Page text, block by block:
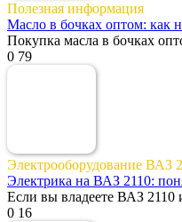
Полезная информация
Масло в бочках оптом: как
Покупка масла в бочках
0 79
Электрооборудование ВАЗ
Электрика на ВАЗ 2110:
Если вы владеете ВАЗ 2110
0 16